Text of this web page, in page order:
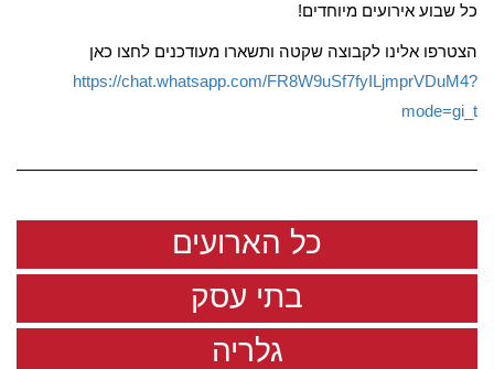
כל שבוע אירועים מיוחדים!
הצטרפו אלינו לקבוצה שקטה ותשארו מעודכנים לחצו כאן
https://chat.whatsapp.com/FR8W9uSf7fyILjmprVDuM4?
mode=gi_t
כל הארועים
בתי עסק
גלריה